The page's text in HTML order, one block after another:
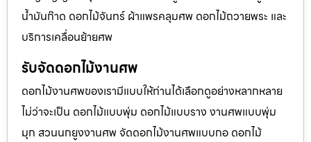
น้ำมันก๊าด ดอกไม้จันทร์ ผ้าแพรคลุมศพ ดอกไม้ถวายพระ และ
บริการเคลื่อนย้ายศพ
รับจัดดอกไม้งานศพ
ดอกไม้งานศพของเรามีแบบให้ท่านได้เลือกดูอย่างหลากหลาย
ไม่ว่าจะเป็น ดอกไม้แบบพุ่ม ดอกไม้แบบราง งานศพแบบพุ่ม
มุก สวนนกยูงงานศพ จัดดอกไม้งานศพแบบกอ ดอกไม้